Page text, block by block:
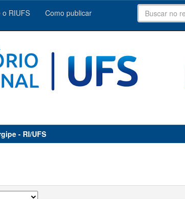
o RIUFS Como publicar
- RI/UFS